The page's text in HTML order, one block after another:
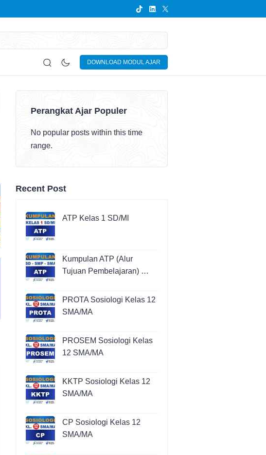
DOWNLOAD MODUL AJAR
Perangkat Ajar Populer
No popular posts within this time
range.
Recent Post
ATP Kelas 1 SD/MI
Kumpulan ATP (Alur
Tujuan Pembelajaran) …
PROTA Sosiologi Kelas 12
SMA/MA
PROSEM Sosiologi Kelas
12 SMA/MA
KKTP Sosiologi Kelas 12
SMA/MA
CP Sosiologi Kelas 12
SMA/MA